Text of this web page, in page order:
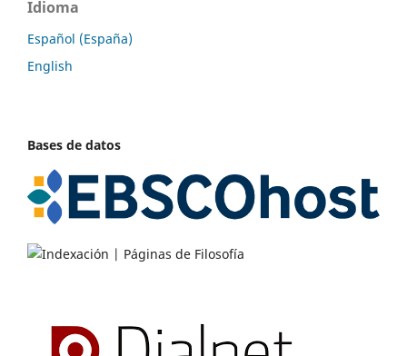
Idioma
Español (España)
English
Bases de datos